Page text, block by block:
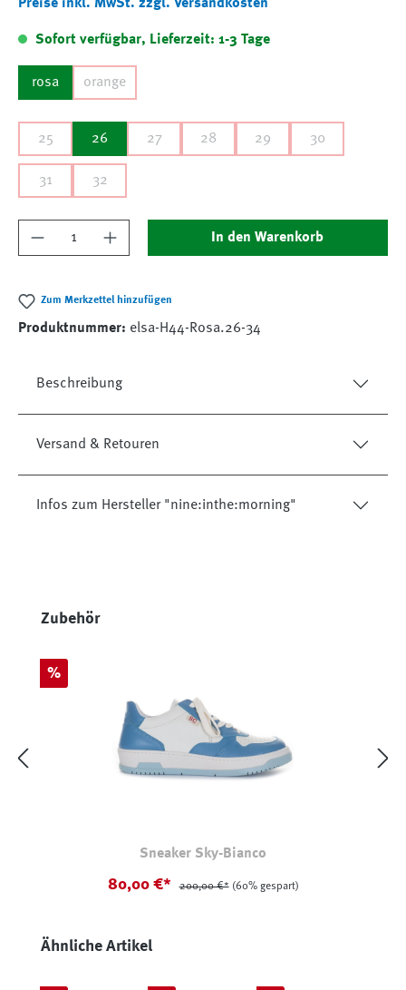
Preise inkl. MwSt. zzgl. Versandkosten
Sofort verfügbar, Lieferzeit: 1-3 Tage
rosa orange
25 26 27 28 29 30
31 32
Produkt Anzahl: Gib den gewünschten Wert
In den Warenkorb
Zum Merkzettel hinzufügen
Produktnummer: elsa-H44-Rosa.26-34
Beschreibung
Versand & Retouren
Infos zum Hersteller "nine:inthe:morning"
Produktgalerie überspringen
Zubehör
Rabatt
%
Sneaker Sky-Bianco
80,00 €* 200,00 €* (60% gespart)
Produktgalerie überspringen
Ähnliche Artikel